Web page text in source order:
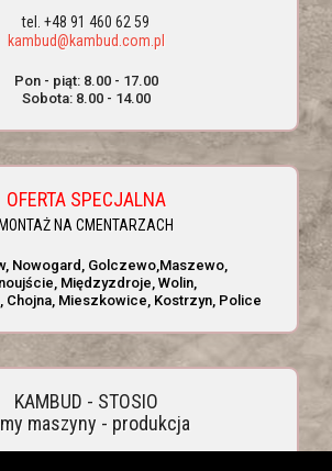
tel. +48 91 460 62 59
kambud@kambud.com.pl
Pon - piąt: 8.00 - 17.00
Sobota: 8.00 - 14.00
OFERTA SPECJALNA
MONTAŻ NA CMENTARZACH
Nowogard, Golczewo,Maszewo,
Międzyzdroje, Wolin,
Chojna, Mieszkowice, Kostrzyn, Police
KAMBUD - STOSIO
maszyny - produkcja